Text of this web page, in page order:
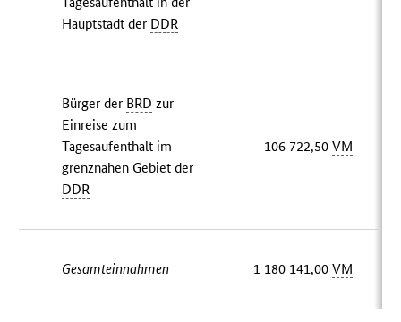
Hauptstadt der DDR
Bürger der BRD zur
Einreise zum
Tagesaufenthalt im
grenznahen Gebiet der
DDR
106 722,50VM
Gesamteinnahmen 1 180 141,00VM